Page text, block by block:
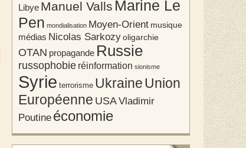
Libye Manuel Valls Marine Le
Pen mondialisation Moyen-Orient musique
médias Nicolas Sarkozyoligarchie
OTAN propagande Russie
russophobie réinformation sionisme
Syrie terrorisme Ukraine Union
Européenne USAVladimir
Poutine économie